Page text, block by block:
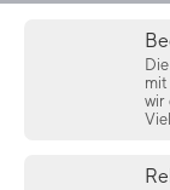
mit
wir